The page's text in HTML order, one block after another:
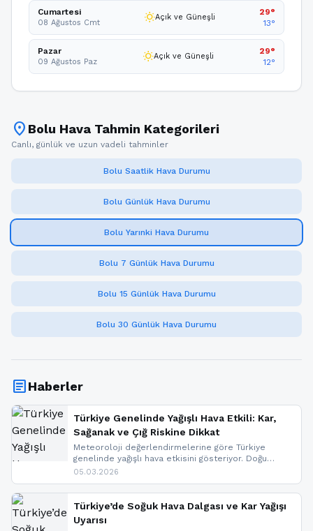
Cumartesi
08 Ağustos Cmt wb_sunnyAçık ve Güneşli
29°
13°
Pazar
09 Ağustos Paz wb_sunnyAçık ve Güneşli
29°
12°
location_on Bolu Hava Tahmin Kategorileri
Canlı, günlük ve uzun vadeli tahminler
Bolu Saatlik Hava Durumu
Bolu Günlük Hava Durumu
Bolu Yarınki Hava Durumu
Bolu 7 Günlük Hava Durumu
Bolu 15 Günlük Hava Durumu
Bolu 30 Günlük Hava Durumu
articleHaberler
Türkiye Genelinde Yağışlı Hava Etkili: Kar,
Sağanak ve Çığ Riskine Dikkat
Meteoroloji değerlendirmelerine göre Türkiye
genelinde yağışlı hava etkisini gösteriyor. Doğu
bölgelerinde kar yağışı beklenirken Marmara ve
ise çığ tehlikesi bulunuyor. İç kesimlerde sis ve pus
nedeniyle görüş mesafesinde azalma
yaşanabileceği belirtiliyor.
05.03.2026
Türkiye’de Soğuk Hava Dalgası ve Kar Yağışı
Uyarısı